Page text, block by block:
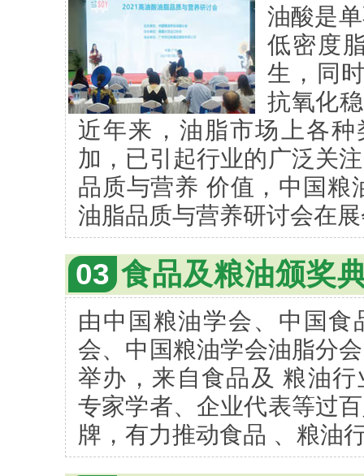
油酸是
低密度
生，同
抗氧化
近年来，油脂市场上各
加，已引起行业的广泛关
品质与营养 价值，中国粮
油脂品质与营养研讨会在
03 食品及粮油颁奖
由中国粮油学会、中国食
会、中国粮油学会油脂分
举办，来自食品及 粮油
专家学者、企业代表等过
牌，有力推动食品 、粮油